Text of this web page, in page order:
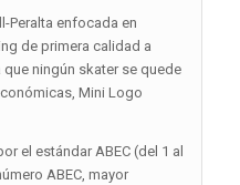
Peralta enfocada en
de primera calidad a
ningún skater se quede
Mini Logo
el estándar ABEC (del 1 al
ABEC, mayor